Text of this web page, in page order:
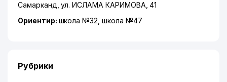
Самарканд ,ул. ИСЛАМА КАРИМОВА , 41
Ориентир: школа №32, школа №47
Рубрики